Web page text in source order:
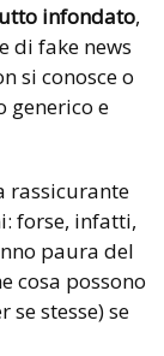
infondato,
di fake news
si conosce o
generico e
rassicurante
forse, infatti,
paura del
cosa possono
stesse) se